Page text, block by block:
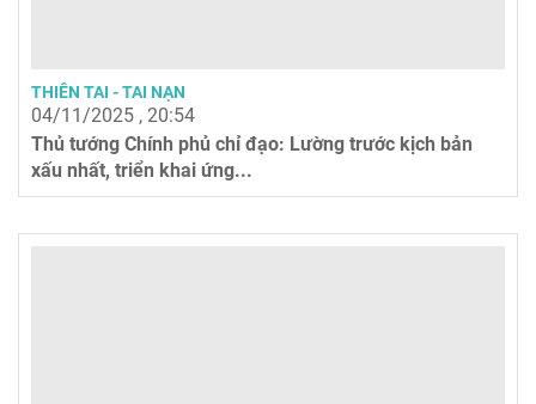
THIÊN TAI - TAI NẠN
04/11/2025 , 20:54
Thủ tướng Chính phủ chỉ đạo: Lường trước kịch bản
xấu nhất, triển khai ứng...